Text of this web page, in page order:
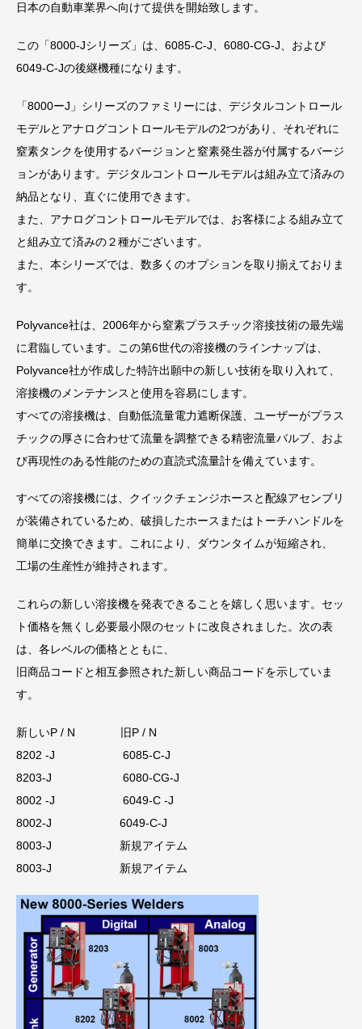
日本の自動車業界へ向けて提供を開始致します。
この「8000-Jシリーズ」は、6085-C-J、6080-CG-J、および
6049-C-Jの後継機種になります。
「8000ーJ」シリーズのファミリーには、デジタルコントロール
モデルとアナログコントロールモデルの2つがあり、それぞれに
窒素タンクを使用するバージョンと窒素発生器が付属するバージ
ョンがあります。デジタルコントロールモデルは組み立て済みの
納品となり、直ぐに使用できます。
また、アナログコントロールモデルでは、お客様による組み立て
と組み立て済みの２種がございます。
また、本シリーズでは、数多くのオプションを取り揃えておりま
す。
Polyvance社は、2006年から窒素プラスチック溶接技術の最先端
に君臨しています。この第6世代の溶接機のラインナップは、
Polyvance社が作成した特許出願中の新しい技術を取り入れて、
溶接機のメンテナンスと使用を容易にします。
すべての溶接機は、自動低流量電力遮断保護、ユーザーがプラス
チックの厚さに合わせて流量を調整できる精密流量バルブ、およ
び再現性のある性能のための直読式流量計を備えています。
すべての溶接機には、クイックチェンジホースと配線アセンブリ
が装備されているため、破損したホースまたはトーチハンドルを
簡単に交換できます。これにより、ダウンタイムが短縮され、
工場の生産性が維持されます。
これらの新しい溶接機を発表できることを嬉しく思います。セッ
ト価格を無くし必要最小限のセットに改良されました。次の表
は、各レベルの価格とともに、
旧商品コードと相互参照された新しい商品コードを示していま
す。
新しいP / N 旧P / N
8202 -J 6085-C-J
8203-J 6080-CG-J
8002 -J 6049-C -J
8002-J 6049-C-J
8003-J 新規アイテム
8003-J 新規アイテム